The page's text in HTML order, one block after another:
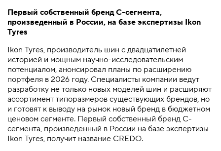
Первый собственный бренд С-сегмента,
произведенный в России, на базе экспертизы Ikon
Tyres
Ikon Tyres, производитель шин с двадцатилетней
историей и мощным научно-исследовательским
потенциалом, анонсировал планы по расширению
портфеля в 2026 году. Специалисты компании ведут
разработку не только новых моделей шин и расширяют
ассортимент типоразмеров существующих брендов, но
и готовят к выводу на рынок новый бренд в бюджетном
ценовом сегменте. Первый собственный бренд С-
сегмента, произведенный в России на базе экспертизы
Ikon Tyres, получит название CREDO.